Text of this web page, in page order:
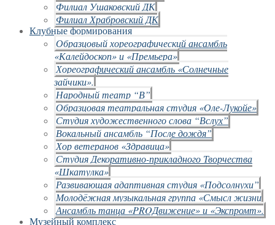
Филиал Ушаковский ДК
Филиал Храбровский ДК
Клубные формирования
Образцовый хореографический ансамбль
«Калейдоскоп» и «Премьера»
Хореографический ансамбль «Солнечные
зайчики».
Народный театр “В”
Образцовая театральная студия «Оле-Лукойе»
Студия художественного слова “Вслух”
Вокальный ансамбль “После дождя”
Хор ветеранов «Здравица»
Студия Декоративно-прикладного Творчества
«Шкатулка»
Развивающая адаптивная студия «Подсолнухи”
Молодёжная музыкальная группа «Смысл жизни
Ансамбль танца «PROДвижение» и «Экспромт».
Музейный комплекс